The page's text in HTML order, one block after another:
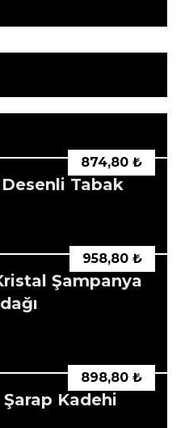
Tabak
874,80 ₺
Şampanya
958,80 ₺
Kadehi
898,80 ₺